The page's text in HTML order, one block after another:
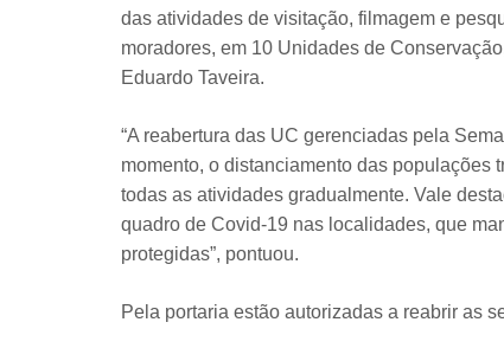
das atividades de visitação, filmagem e
moradores, em 10 Unidades de
Eduardo Taveira.
“A reabertura das UC gerenciadas pela
momento, o distanciamento das populações
todas as atividades gradualmente. Vale
quadro de Covid-19 nas localidades, que
protegidas”, pontuou.
Pela portaria estão autorizadas a reabrir as